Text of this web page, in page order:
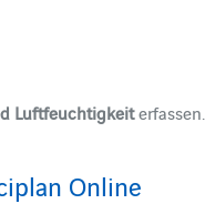
Luftfeuchtigkeit
Online